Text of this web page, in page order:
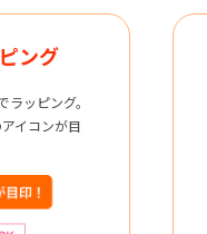
ング
ッピング。
イコンが目